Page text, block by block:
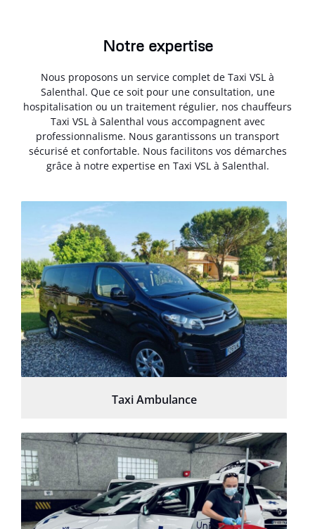
Notre expertise
Nous proposons un service complet de Taxi VSL à
Salenthal. Que ce soit pour une consultation, une
hospitalisation ou un traitement régulier, nos chauffeurs
Taxi VSL à Salenthal vous accompagnent avec
professionnalisme. Nous garantissons un transport
sécurisé et confortable. Nous facilitons vos démarches
grâce à notre expertise en Taxi VSL à Salenthal.
Taxi Ambulance